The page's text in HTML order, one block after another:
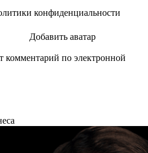
конфиденциальности
Добавить аватар
комментарий по электронной